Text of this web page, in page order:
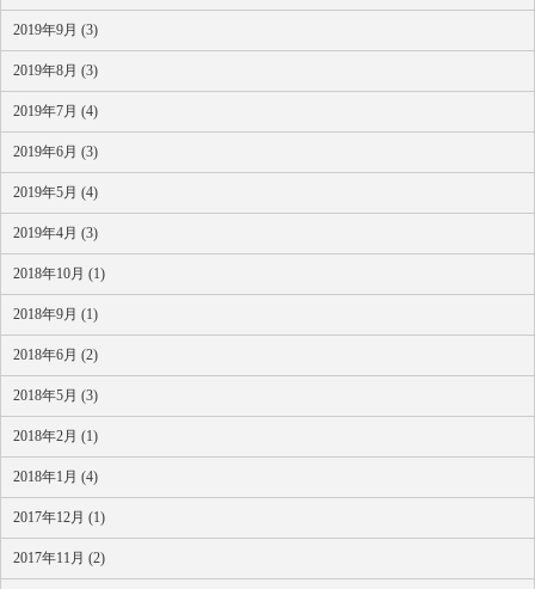
2019年9月 (3)
2019年8月 (3)
2019年7月 (4)
2019年6月 (3)
2019年5月 (4)
2019年4月 (3)
2018年10月 (1)
2018年9月 (1)
2018年6月 (2)
2018年5月 (3)
2018年2月 (1)
2018年1月 (4)
2017年12月 (1)
2017年11月 (2)